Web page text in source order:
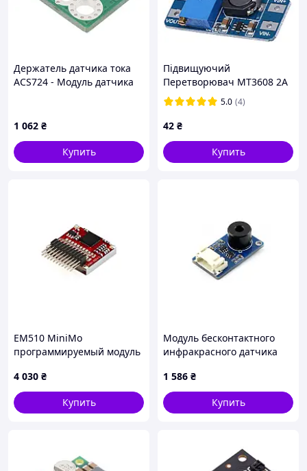
Держатель датчика тока
ACS724 - Модуль датчика
1 062 ₴
Купить
Підвищуючий
Перетворювач MT3608 2A
28V Плата Модуль
Стабілізатор
5.0 (4)
42 ₴
Купить
EM510 MiniMo
программируемый модуль
4 030 ₴
Купить
Модуль бесконтактного
инфракрасного датчика
13461
1 586 ₴
Купить